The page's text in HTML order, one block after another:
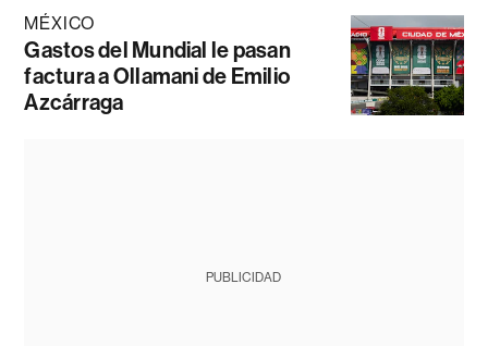
MÉXICO
Gastos del Mundial le pasan
factura a Ollamani de Emilio
Azcárraga
PUBLICIDAD